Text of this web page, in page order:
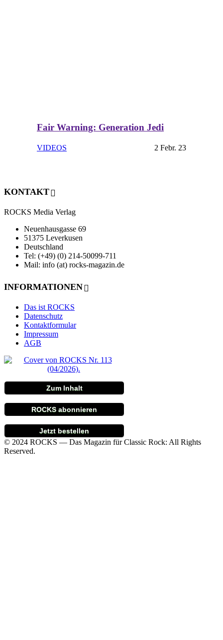
Fair Warning: Generation Jedi
VIDEOS 2 Febr. 23
KONTAKT
ROCKS Media Verlag
Neuenhausgasse 69
51375 Leverkusen
Deutschland
Tel: (+49) (0) 214-50099-711
Mail: info (at) rocks-magazin.de
INFORMATIONEN
Das ist ROCKS
Datenschutz
Kontaktformular
Impressum
AGB
Zum Inhalt
ROCKS abonnieren
Jetzt bestellen
© 2024 ROCKS — Das Magazin für Classic Rock: All Rights
Reserved.